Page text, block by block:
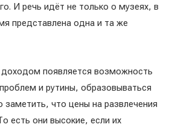
И речь идёт не только о музеях, в
представлена одна и та же
появляется возможность
и рутины, образовываться
заметить, что цены на развлечения
есть они высокие, если их